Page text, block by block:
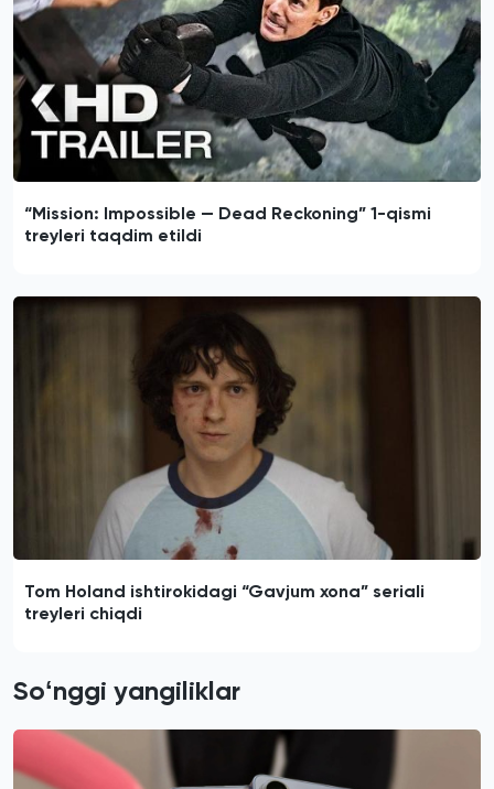
“Mission: Impossible — Dead Reckoning” 1-qismi
treyleri taqdim etildi
Tom Holand ishtirokidagi “Gavjum xona” seriali
treyleri chiqdi
Soʻnggi yangiliklar